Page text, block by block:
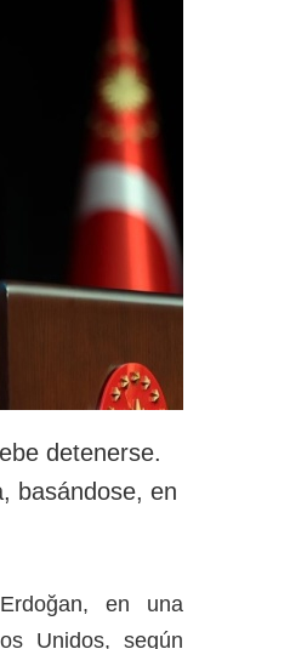
detenerse.
basándose, en
en una
Unidos, según